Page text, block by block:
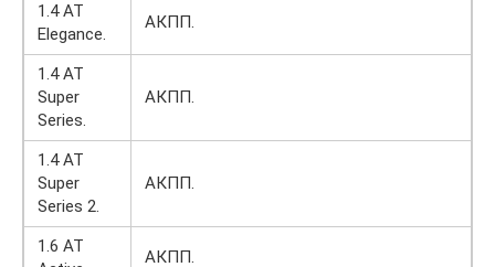
1.4 AT
Elegance.
АКПП.
1.4 AT
Super
Series.
АКПП.
1.4 AT
Super
Series 2.
АКПП.
1.6 AT
АКПП.